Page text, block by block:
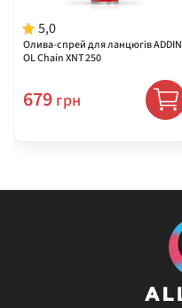
5,0
Олива-спрей для ланцюгів ADDIN
OL Chain XNT 250
679 грн